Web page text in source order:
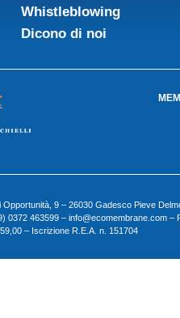
Whistleblowing
Dicono di noi
Opportunità, 9 – 26030 Gadesco Pieve
0372 463599 – info@ecomembrane.com –
– Iscrizione R.E.A. n. 151704